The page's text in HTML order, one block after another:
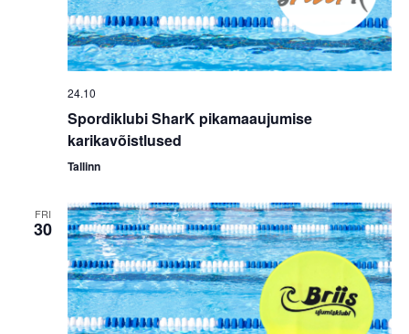
24.10
Spordiklubi SharK pikamaaujumise
karikavõistlused
Tallinn
FRI
30